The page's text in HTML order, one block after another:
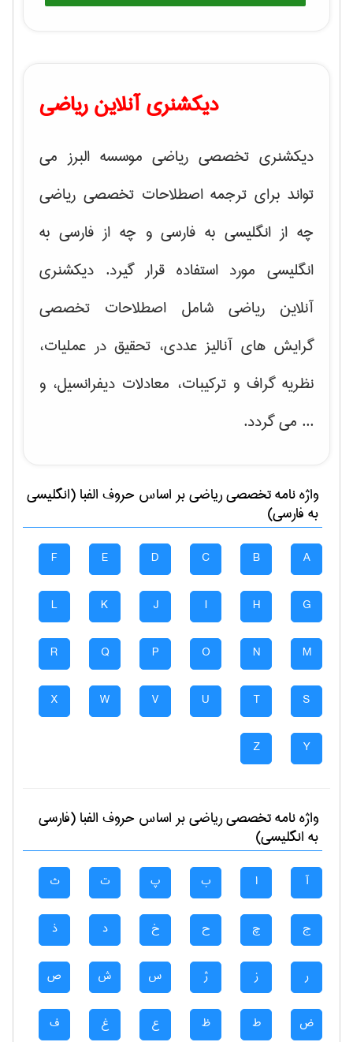
دیکشنری آنلاین ریاضی
دیکشنری تخصصی ریاضی موسسه البرز می
تواند برای ترجمه اصطلاحات تخصصی ریاضی
چه از انگلیسی به فارسی و چه از فارسی به
انگلیسی مورد استفاده قرار گیرد. دیکشنری
آنلاین ریاضی شامل اصطلاحات تخصصی
گرایش های آنالیز عددی، تحقیق در عملیات،
نظریه گراف و تركیبات، معادلات دیفرانسیل، و
... می گردد.
واژه نامه تخصصیرياضیبر اساس حروف الفبا (انگلیسی
به فارسی)
A
B
C
D
E
F
G
H
I
J
K
L
M
N
O
P
Q
R
S
T
U
V
W
X
Y
Z
واژه نامه تخصصیرياضیبر اساس حروف الفبا (فارسی
به انگلیسی)
آ ا ب پ ت ث
ج چ ح خ د ذ
ر ز ژ س ش ص
ض ط ظ ع غ ف